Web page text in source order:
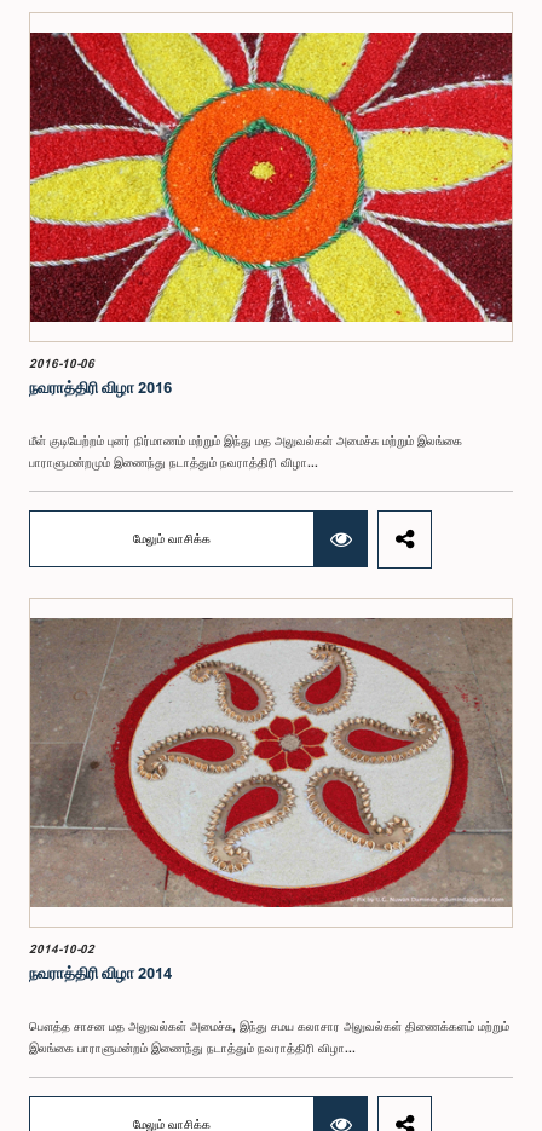
2016-10-06
நவராத்திரி விழா 2016
மீள் குடியேற்றம் புனர் நிர்மாணம் மற்றும் இந்து மத அலுவல்கள் அமைச்சு மற்றும் இலங்கை
பாராளுமன்றமும் இணைந்து நடாத்தும் நவராத்திரி விழா...
மேலும் வாசிக்க
2014-10-02
நவராத்திரி விழா 2014
பௌத்த சாசன மத அலுவல்கள் அமைச்சு, இந்து சமய கலாசார அலுவல்கள் திணைக்களம் மற்றும்
இலங்கை பாராளுமன்றம் இணைந்து நடாத்தும் நவராத்திரி விழா...
மேலும் வாசிக்க